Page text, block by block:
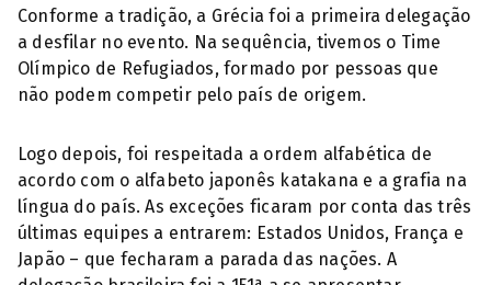
Conforme a tradição, a Grécia foi a primeira delegação
a desfilar no evento. Na sequência, tivemos o Time
Olímpico de Refugiados, formado por pessoas que
não podem competir pelo país de origem.
Logo depois, foi respeitada a ordem alfabética de
acordo com o alfabeto japonês katakana e a grafia na
língua do país. As exceções ficaram por conta das três
últimas equipes a entrarem: Estados Unidos, França e
Japão – que fecharam a parada das nações. A